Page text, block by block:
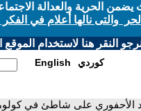
الحرية والعدالة
والتى نالها أعلام في الفكر
النقر هنا لاستخدام الموقع
English كوردي
الأحفوري على شاطئ في